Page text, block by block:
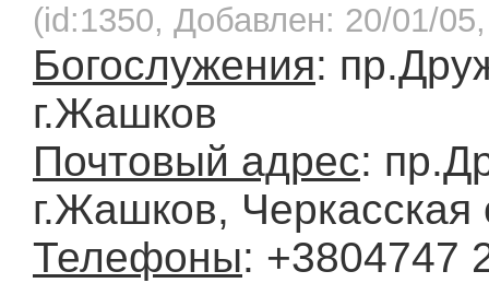
(id:1350, Добавлен: 20/01/
Богослужения:
г.Жашков
Почтовый адрес:
г.Жашков, Черкасская
Телефоны: +3804747